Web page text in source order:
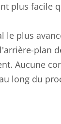
plus facile
le plus
plan
Aucune
long du